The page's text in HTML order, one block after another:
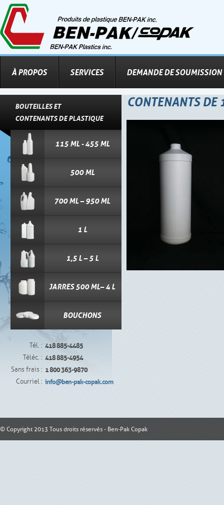
À PROPOS SERVICES DEMANDE DE SOUMISSION
BOUTEILLES ET
CONTENANTS DE PLASTIQUE
115 ML - 455 ML
500 ML
700 ML – 950 ML
1 L
1,5 L – 5 L
JARRES 500 ML– 4 L
BOUCHONS
Tél. : 418 885-4485
Téléc. : 418 885-4954
Sans frais : 1 800 363-9870
Courriel : info@ben-pak-copak.com
CONTENANTS DE
© Copyright 2013 Tous droits réservés - Ben-Pak Copak